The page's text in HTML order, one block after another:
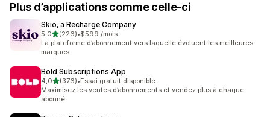
Plus d’applications comme celle-ci
Skio, a Recharge Company
5,0étoile(s) sur 5
(226)
226 avis au total
•$599 /mois
La plateforme d’abonnement vers laquelle évoluent les meilleures
marques.
Bold Subscriptions App
4,0étoile(s) sur 5
(376)
376 avis au total
•Essai gratuit disponible
Maximisez les ventes d’abonnements et vendez plus à chaque
abonné